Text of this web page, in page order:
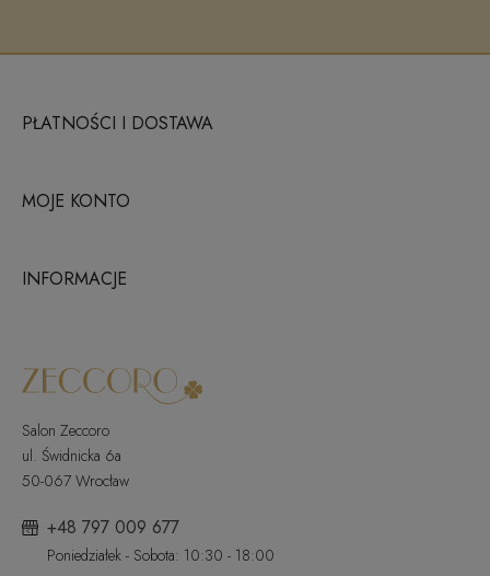
PŁATNOŚCI I DOSTAWA
MOJE KONTO
INFORMACJE
Salon Zeccoro
ul. Świdnicka 6a
50-067 Wrocław
+48 797 009 677
Poniedziałek - Sobota: 10:30 - 18:00